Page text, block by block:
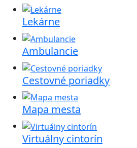
Lekárne
Ambulancie
Cestovné poriadky
Mapa mesta
Virtuálny cintorín